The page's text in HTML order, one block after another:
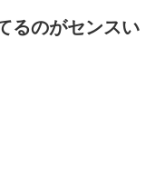
るのがセンスい